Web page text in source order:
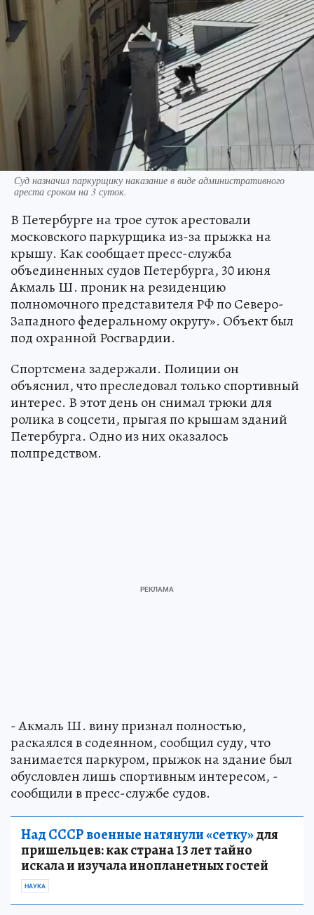
Суд назначил паркурщику наказание в виде административного
ареста сроком на 3 суток.
В Петербурге на трое суток арестовали
московского паркурщика из-за прыжка на
крышу. Как сообщает пресс-служба
объединенных судов Петербурга, 30 июня
Акмаль Ш. проник на резиденцию
полномочного представителя РФ по Северо-
Западного федеральному округу». Объект был
под охранной Росгвардии.
Спортсмена задержали. Полиции он
объяснил, что преследовал только спортивный
интерес. В этот день он снимал трюки для
ролика в соцсети, прыгая по крышам зданий
Петербурга. Одно из них оказалось
полпредством.
- Акмаль Ш. вину признал полностью,
раскаялся в содеянном, сообщил суду, что
занимается паркуром, прыжок на здание был
обусловлен лишь спортивным интересом, -
сообщили в пресс-службе судов.
Над СССР военные натянули «сетку»для
пришельцев: как страна 13 лет тайно
искала и изучала инопланетных гостей
НАУКА